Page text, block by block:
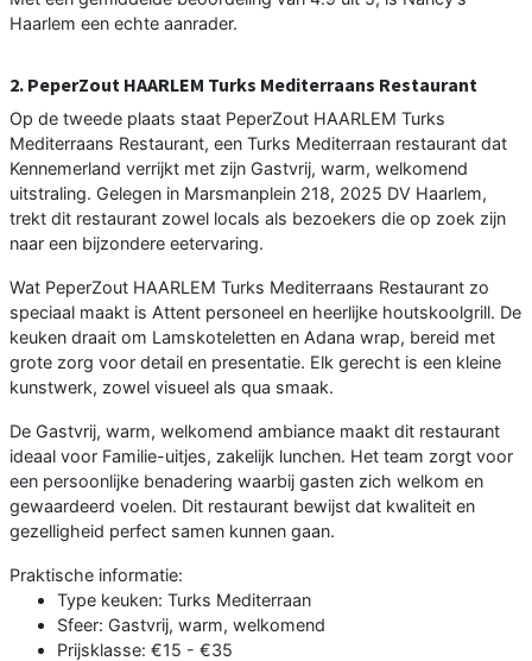
Haarlem een echte aanrader.
2. PeperZout HAARLEM Turks Mediterraans Restaurant
Op de tweede plaats staat PeperZout HAARLEM Turks
Mediterraans Restaurant, een Turks Mediterraan restaurant dat
Kennemerland verrijkt met zijn Gastvrij, warm, welkomend
uitstraling. Gelegen in Marsmanplein 218, 2025 DV Haarlem,
trekt dit restaurant zowel locals als bezoekers die op zoek zijn
naar een bijzondere eetervaring.
Wat PeperZout HAARLEM Turks Mediterraans Restaurant zo
speciaal maakt is Attent personeel en heerlijke houtskoolgrill. De
keuken draait om Lamskoteletten en Adana wrap, bereid met
grote zorg voor detail en presentatie. Elk gerecht is een kleine
kunstwerk, zowel visueel als qua smaak.
De Gastvrij, warm, welkomend ambiance maakt dit restaurant
ideaal voor Familie-uitjes, zakelijk lunchen. Het team zorgt voor
een persoonlijke benadering waarbij gasten zich welkom en
gewaardeerd voelen. Dit restaurant bewijst dat kwaliteit en
gezelligheid perfect samen kunnen gaan.
Praktische informatie:
Type keuken: Turks Mediterraan
Sfeer: Gastvrij, warm, welkomend
Prijsklasse: €15 - €35